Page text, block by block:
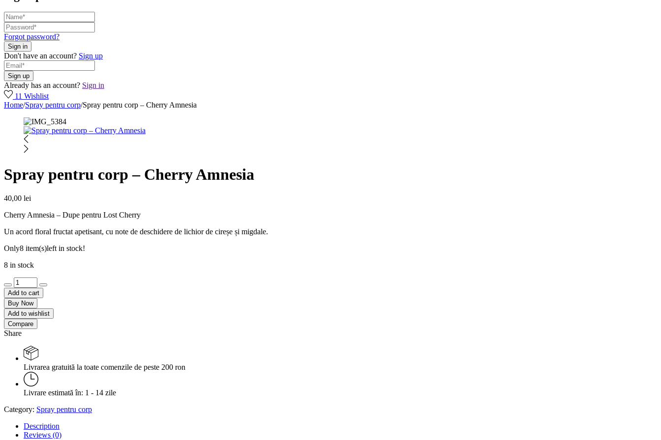
Forgot password?
Don't have an account? Sign up
Already has an account? Sign in
11 Wishlist
Home/Spray pentru corp/Spray pentru corp – Cherry Amnesia
Spray pentru corp – Cherry Amnesia
40,00 lei
Cherry Amnesia – Dupe pentru Lost Cherry
Un acord floral fructat apetisant, cu note de deschidere de lichior de cireșe și migdale.
Only8 item(s)left in stock!
8 in stock
Spray
pentru
corp
-
Cherry
Amnesia
quantity
Add to cart
Buy Now
Add to wishlist
Compare
Share
Livrarea gratuită la toate comenzile de peste 200 ron
Livrare estimată în: 1 - 14 zile
Category: Spray pentru corp
Description
Reviews (0)